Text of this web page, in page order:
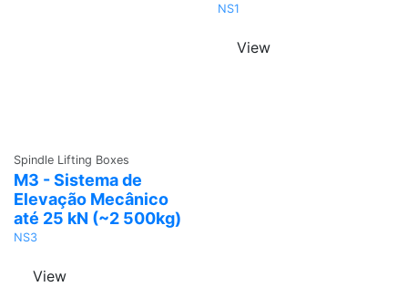
Quote
Spindle Lifting Boxes
M3 - Sistema de
Elevação Mecânico
até 25 kN (~2 500kg)
NS3
View
NS1
View